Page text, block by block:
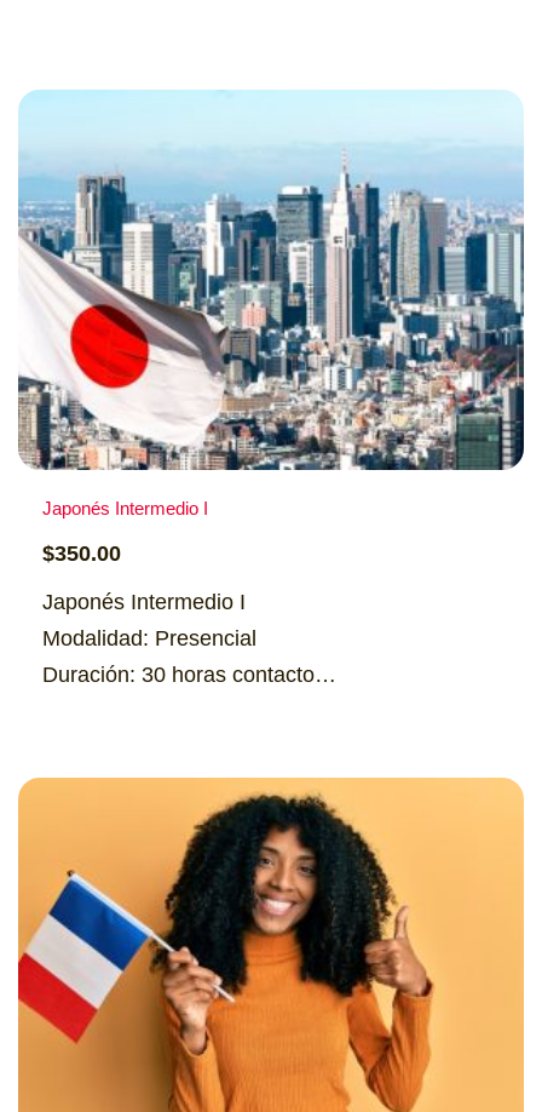
Materiales que necesitas: Es necesario una…
Japonés Intermedio I
$350.00
Japonés Intermedio I
Modalidad: Presencial
Duración: 30 horas contacto
Costo: $350.00
Formulario de pre-matrícula